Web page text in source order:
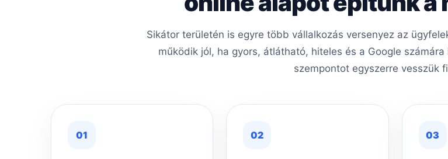
Sikátor területén is egyre több vállalkozás versenyez az
működik jól, ha gyors, átlátható, hiteles és a Google
szempontot egyszerre vesszük
01 02 03